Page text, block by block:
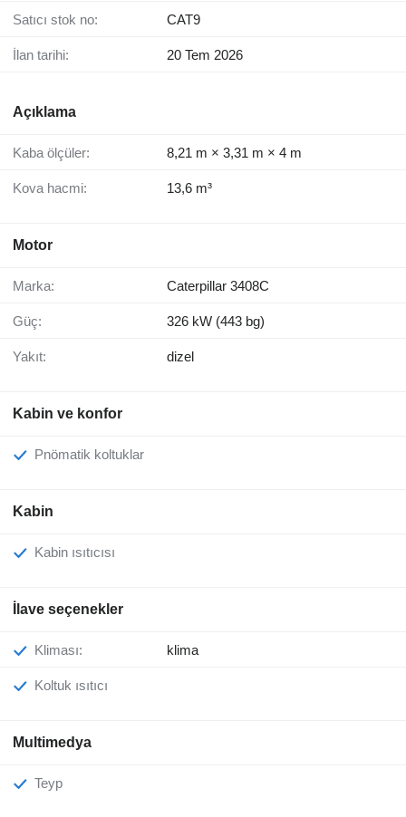
Satıcı stok no: CAT9
İlan tarihi: 20 Tem 2026
Açıklama
Kaba ölçüler: 8,21 m × 3,31 m × 4 m
Kova hacmi: 13,6 m³
Motor
Marka: Caterpillar 3408C
Güç: 326 kW (443 bg)
Yakıt: dizel
Kabin ve konfor
Pnömatik koltuklar
Kabin
Kabin ısıtıcısı
İlave seçenekler
Kliması: klima
Koltuk ısıtıcı
Multimedya
Teyp